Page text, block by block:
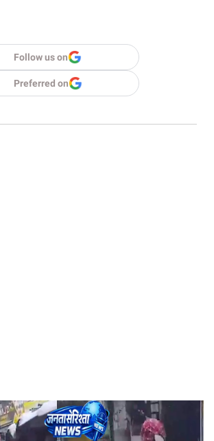
Follow us on
Preferred on